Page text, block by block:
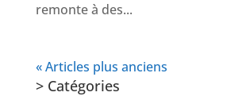
remonte à des...
« Articles plus anciens
> Catégories